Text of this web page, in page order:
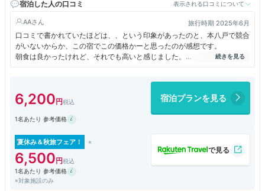
宿泊した人の口コミ
表示される口コミについて
AA 旅行時期 2025年6月
口コミで書かれていたほどは、、という印象があったのと、本八戸で競合
がいないからか、この宿でこの価格かーと思ったのが感想です。
朝食は良かったけれど、それでも高いと感じました。
とは言え、本八戸で夕食をとるにも、ファーストフードなどチェーン店を
本八戸に行くのは楽しみにしていたのだけど、いろいろ厳しいなあとも感
じてしまいました。地方の良さはだいじにしたいと常々思っているけど、
それとはちょっと違う残念な印象です。
6,200 宿泊プランを見る
1名あたり 参考価格
夏休み＆秋旅フェア！
6,500
1名あたり 参考価格
※対象施設のみ